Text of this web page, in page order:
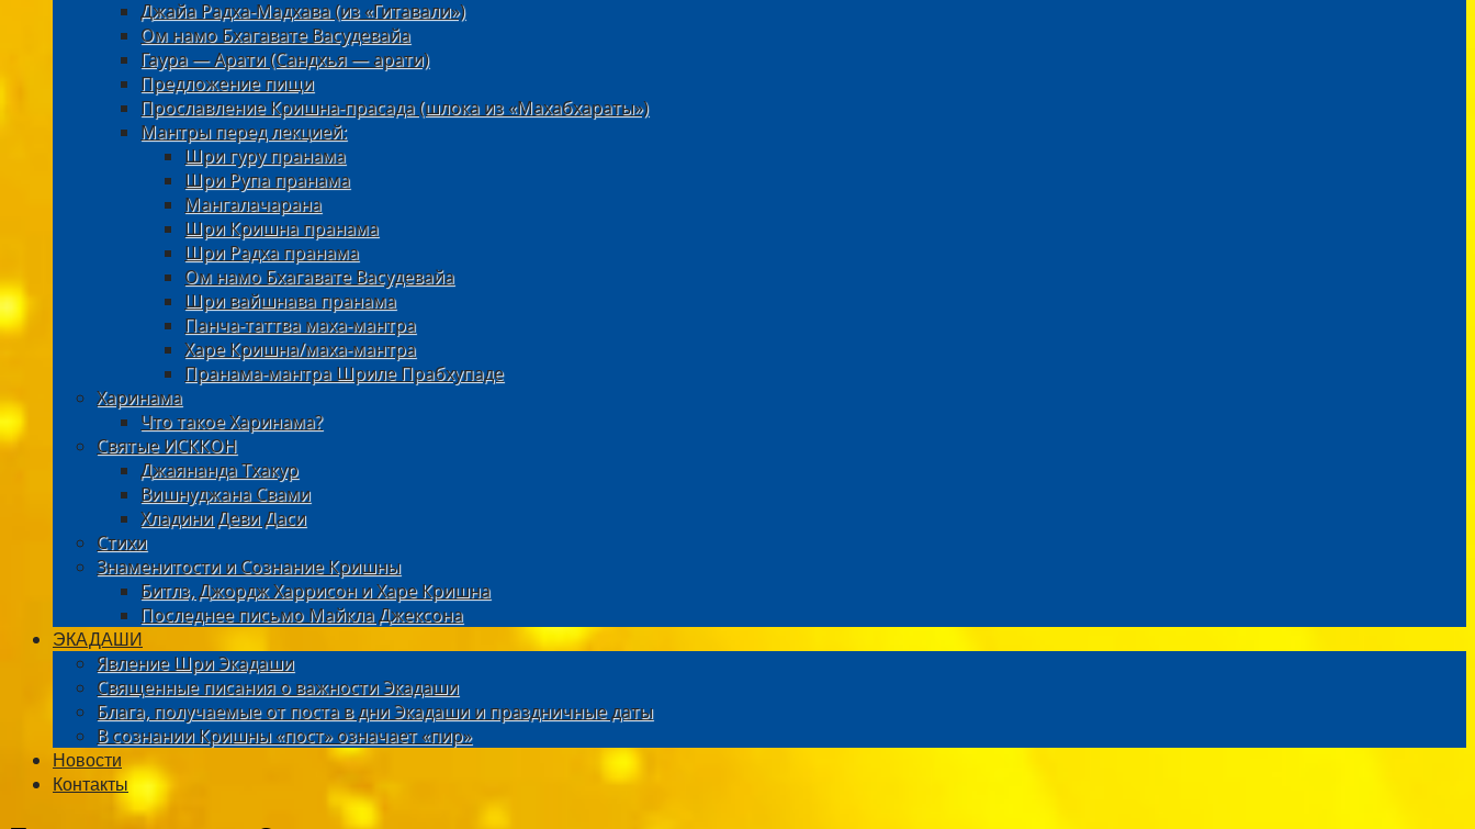
Джайа Радха-Мадхава (из «Гитавали»)
Ом намо Бхагавате Васудевайа
Гаура — Арати (Сандхья — арати)
Предложение пищи
Прославление Кришна-прасада (шлока из «Махабхараты»)
Мантры перед лекцией:
Шри гуру пранама
Шри Рупа пранама
Мангалачарана
Шри Кришна пранама
Шри Радха пранама
Ом намо Бхагавате Васудевайа
Шри вайшнава пранама
Панча-таттва маха-мантра
Харе Кришна/маха-мантра
Пранама-мантра Шриле Прабхупаде
Харинама
Что такое Харинама?
Святые ИСККОН
Джаянанда Тхакур
Вишнуджана Свами
Хладини Деви Даси
Стихи
Знаменитости и Сознание Кришны
Битлз, Джордж Харрисон и Харе Кришна
Последнее письмо Майкла Джексона
ЭКАДАШИ
Явление Шри Экадаши
Священные писания о важности Экадаши
Блага, получаемые от поста в дни Экадаши и праздничные даты
В сознании Кришны «пост» означает «пир»
Новости
Контакты